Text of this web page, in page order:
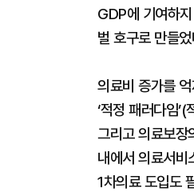
GDP에 기여하
벌 호구로 만들
의료비 증가를
‘적정 패러다임
그리고 의료보장
내에서 의료서비
1차의료 도입도